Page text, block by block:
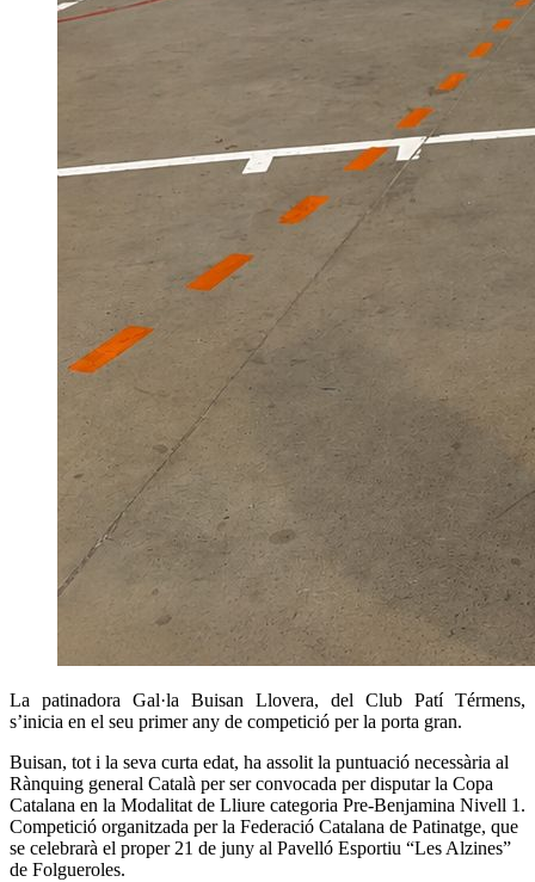
La patinadora Gal·la Buisan Llovera, del Club Patí Térmens,
s’inicia en el seu primer any de competició per la porta gran.
Buisan, tot i la seva curta edat, ha assolit la puntuació necessària al
Rànquing general Català per ser convocada per disputar la Copa
Catalana en la Modalitat de Lliure categoria Pre-Benjamina Nivell 1.
Competició organitzada per la Federació Catalana de Patinatge, que
se celebrarà el proper 21 de juny al Pavelló Esportiu “Les Alzines”
de Folgueroles.